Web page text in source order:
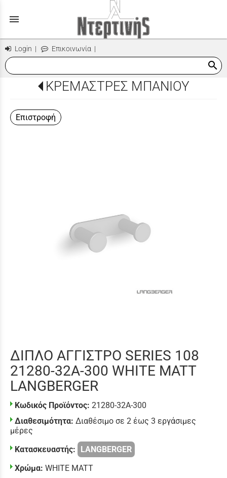
menu
Login | Επικοινωνία |
search
ΚΡΕΜΑΣΤΡΕΣ ΜΠΑΝΙΟΥ
Επιστροφή
ΔΙΠΛΟ ΑΓΓΙΣΤΡΟ SERIES 108
21280-32A-300 WHITE MATT
LANGBERGER
Κωδικός Προϊόντος: 21280-32A-300
Διαθεσιμότητα: Διαθέσιμο σε 2 έως 3 εργάσιμες
μέρες
Κατασκευαστής:
LANGBERGER
Χρώμα: WHITE MATT